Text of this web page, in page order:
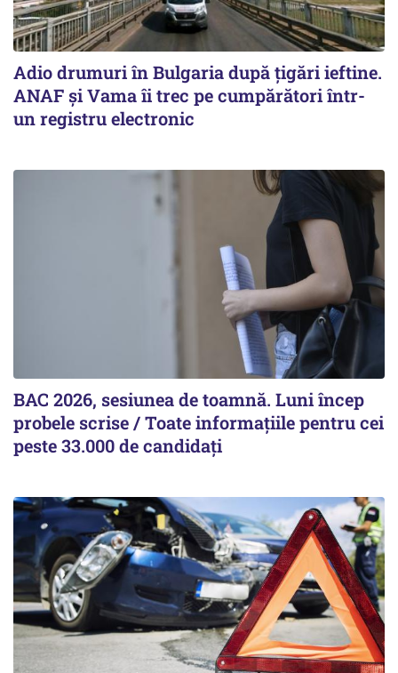
Adio drumuri în Bulgaria după țigări ieftine.
ANAF și Vama îi trec pe cumpărători într-
un registru electronic
BAC 2026, sesiunea de toamnă. Luni încep
probele scrise / Toate informațiile pentru cei
peste 33.000 de candidați